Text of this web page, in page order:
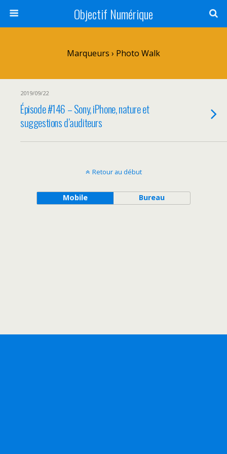
Objectif Numérique
Marqueurs › Photo Walk
2019/09/22
Épisode #146 – Sony, iPhone, nature et
suggestions d’auditeurs
Retour au début
Mobile Bureau